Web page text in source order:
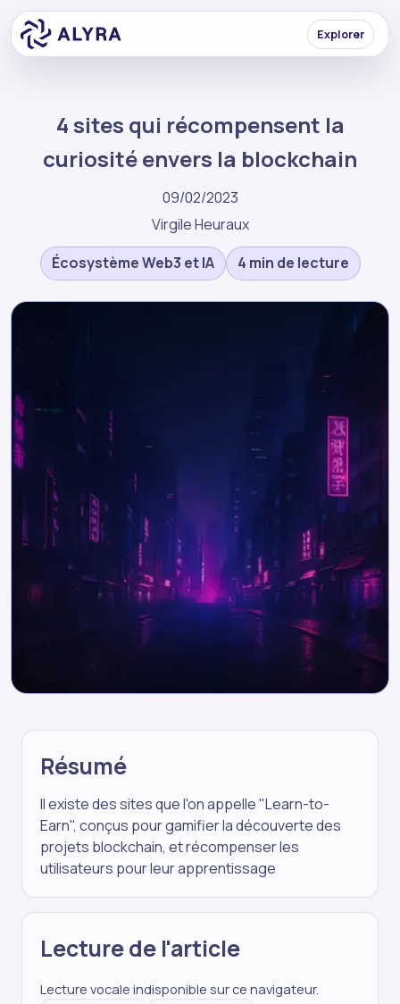
Explorer
4 sites qui récompensent la
curiosité envers la blockchain
09/02/2023
Virgile Heuraux
Écosystème Web3 et IA
4 min de lecture
Résumé
Il existe des sites que l'on appelle "Learn-to-
Earn", conçus pour gamifier la découverte des
projets blockchain, et récompenser les
utilisateurs pour leur apprentissage
Lecture de l'article
Lecture vocale indisponible sur ce navigateur.